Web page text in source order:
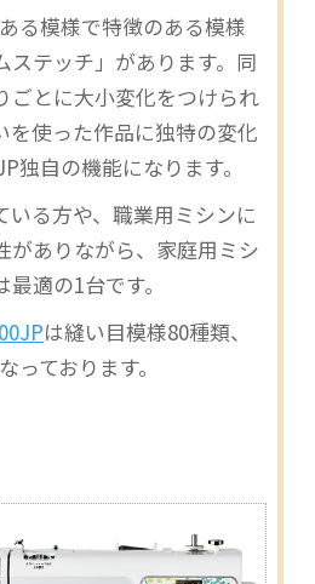
る模様で特徴のある模様
ステッチ」があります。同
ごとに大小変化をつけられ
を使った作品に独特の変化
独自の機能になります。
いる方や、職業用ミシンに
がありながら、家庭用ミシ
適の1台です。
は縫い目模様80種類、
っております。